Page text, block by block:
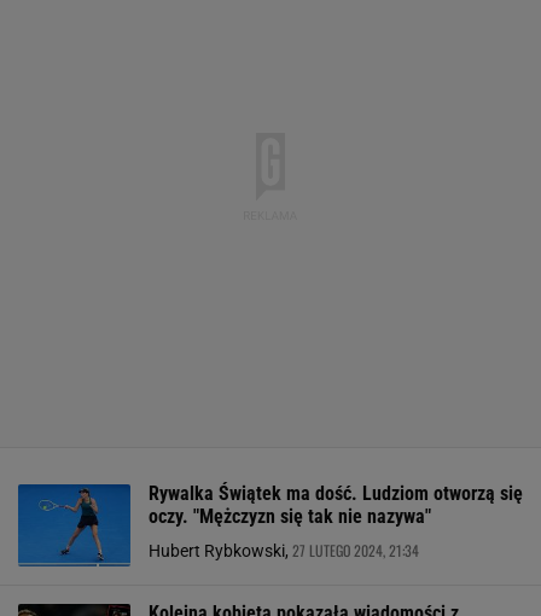
Rywalka Świątek ma dość. Ludziom otworzą się
oczy. "Mężczyzn się tak nie nazywa"
Hubert Rybkowski, 27 LUTEGO 2024, 21:34